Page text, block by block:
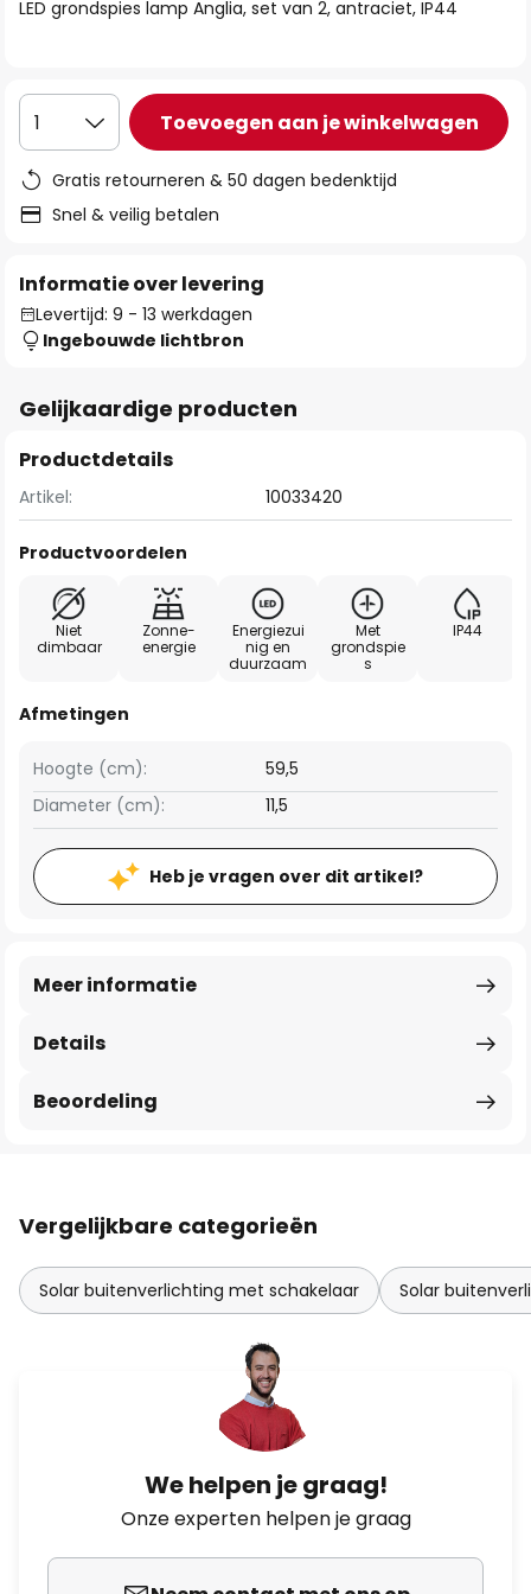
gallerij
LED grondspies lamp Anglia, set van 2, antraciet, IP44
1 Toevoegen aan je winkelwagen
Gratis retourneren & 50 dagen bedenktijd
Snel & veilig betalen
Informatie over levering
Levertijd: 9 - 13 werkdagen
Ingebouwde lichtbron
Gelijkaardige producten
Productdetails
Artikel: 10033420
Productvoordelen
Niet
dimbaar
Zonne-
energie
Energiezui
nig en
duurzaam
Met
grondspie
s
IP44
Afmetingen
Hoogte (cm):
59,5
Diameter (cm):
11,5
Heb je vragen over dit artikel?
Details
Meer informatie
Beoordeling
Vergelijkbare categorieën
Solar buitenverlichting met schakelaar Solar
We helpen je graag!
Onze experten helpen je graag